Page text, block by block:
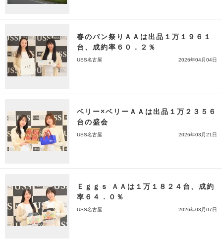
春のパン祭りＡＡは出品１万１９６１
台、成約率６０．２％
USS名古屋 2026年04月04日
ベリー×ベリーＡＡは出品１万２３５６
台の盛会
USS名古屋 2026年03月21日
Ｅｇｇｓ ＡＡは１万１８２４台、成約
率６４．０％
USS名古屋 2026年03月07日